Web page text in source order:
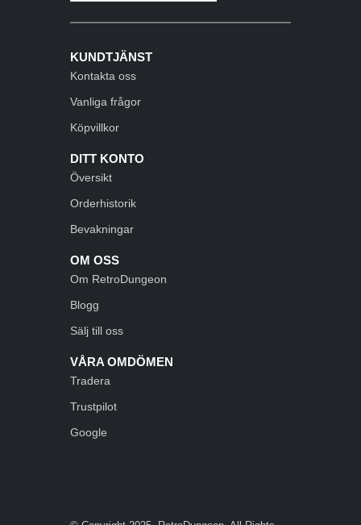
KUNDTJÄNST
Kontakta oss
Vanliga frågor
Köpvillkor
DITT KONTO
Översikt
Orderhistorik
Bevakningar
OM OSS
Om RetroDungeon
Blogg
Sälj till oss
VÅRA OMDÖMEN
Tradera
Trustpilot
Google